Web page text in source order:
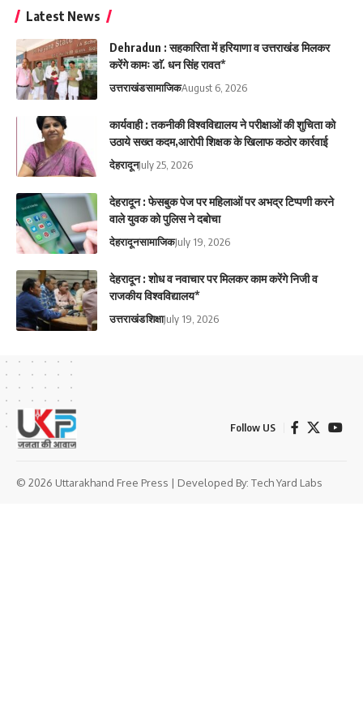
Latest News
Dehradun : सहकारिता में हरियाणा व उत्तराखंड मिलकर
करेंगे कामः डाॅ. धन सिंह रावत*
उत्तराखंडसामाजिकAugust 6, 2026
कार्यवाही : तकनीकी विश्वविद्यालय ने परीक्षाओं की शुचिता को
उठाये सख्त कदम,आरोपी शिक्षक के खिलाफ कठोर कार्रवाई
देहरादूनJuly 25, 2026
देहरादून : फेसबुक पेज पर महिलाओं पर अभद्र टिप्पणी करने
वाले युवक को पुलिस ने दबोचा
देहरादूनसामाजिकJuly 19, 2026
देहरादून : शोध व नवाचार पर मिलकर काम करेंगे निजी व
राजकीय विश्वविद्यालय*
उत्तराखंडशिक्षाJuly 19, 2026
Follow US
© 2026 Uttarakhand Free Press | Developed By: Tech Yard Labs